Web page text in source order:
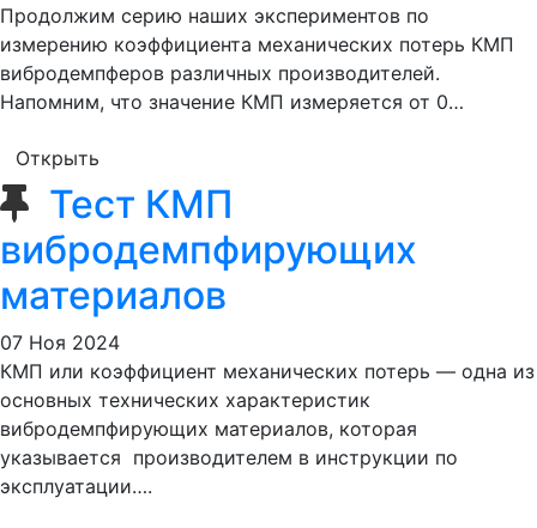
Продолжим серию наших экспериментов по
измерению коэффициента механических потерь КМП
вибродемпферов различных производителей.
Напомним, что значение КМП измеряется от 0…
Открыть
Тест КМП
вибродемпфирующих
материалов
07 Ноя 2024
КМП или коэффициент механических потерь — одна из
основных технических характеристик
вибродемпфирующих материалов, которая
указывается производителем в инструкции по
эксплуатации….